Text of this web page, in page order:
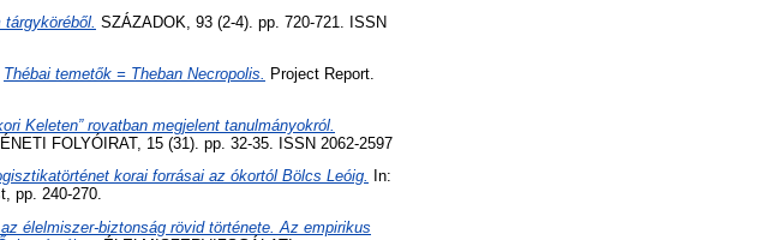
SZÁZADOK, 93 (2-4). pp. 720-721. ISSN
Thébai temetők = Theban Necropolis.
Project Report.
Keleten” rovatban megjelent tanulmányokról.
FOLYÓIRAT, 15 (31). pp. 32-35. ISSN 2062-2597
korai forrásai az ókortól Bölcs Leóig.
In:
pp. 240-270.
élelmiszer-biztonság rövid története. Az empirikus